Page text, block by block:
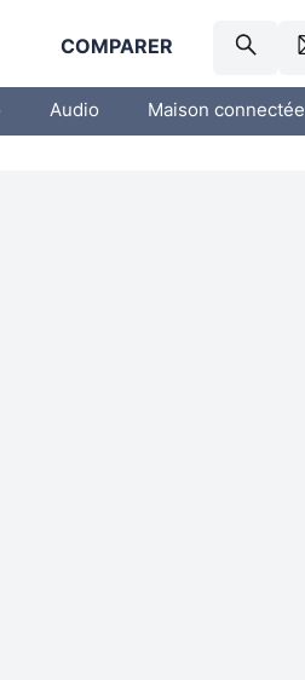
COMPARER
Audio Maison connectée